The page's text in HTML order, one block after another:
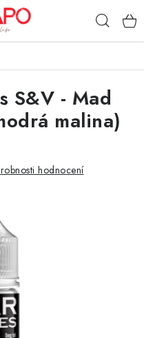
S&V - Mad
malina)
hodnocení